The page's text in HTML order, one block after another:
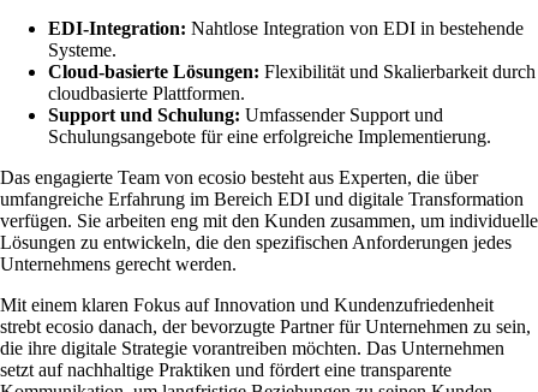
EDI-Integration: Nahtlose Integration von EDI in bestehende
Systeme.
Cloud-basierte Lösungen: Flexibilität und Skalierbarkeit durch
cloudbasierte Plattformen.
Support und Schulung: Umfassender Support und
Schulungsangebote für eine erfolgreiche Implementierung.
Das engagierte Team von ecosio besteht aus Experten, die über
umfangreiche Erfahrung im Bereich EDI und digitale Transformation
verfügen. Sie arbeiten eng mit den Kunden zusammen, um individuelle
Lösungen zu entwickeln, die den spezifischen Anforderungen jedes
Unternehmens gerecht werden.
Mit einem klaren Fokus auf Innovation und Kundenzufriedenheit
strebt ecosio danach, der bevorzugte Partner für Unternehmen zu sein,
die ihre digitale Strategie vorantreiben möchten. Das Unternehmen
setzt auf nachhaltige Praktiken und fördert eine transparente